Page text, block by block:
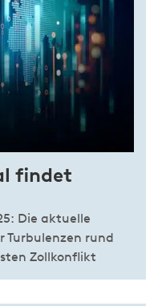
findet
Die aktuelle
Turbulenzen rund
Zollkonflikt